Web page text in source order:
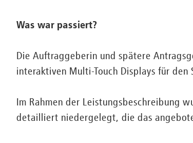
Was war passiert?
Die Auftraggeberin und spätere
interaktiven Multi-Touch Displays für
Im Rahmen der Leistungsbeschreibung
detailliert niedergelegt, die das